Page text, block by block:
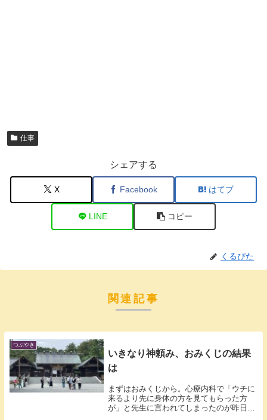
仕事
シェアする
X Facebook はてブ
LINE コピー
くるぴた
関連記事
つぶやき
いきなり神頼み、おみくじの結果
は
まずはおみくじから。心療内科で「ウチに
来るより先に身体の方を見てもらった方
が」と先生に言われてしまったのが昨日の